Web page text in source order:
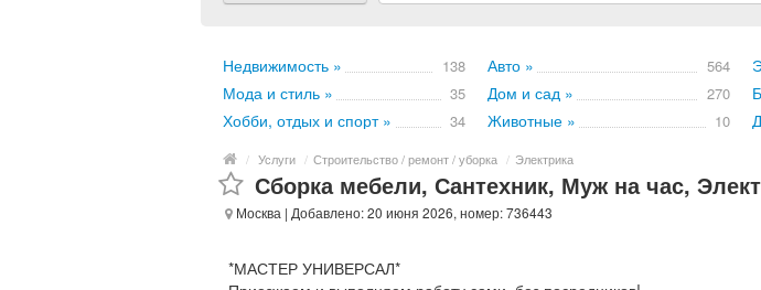
Недвижимость » 138 Авто » 564
Мода и стиль » 35 Дом и сад » 270
Хобби, отдых и спорт » 34 Животные » 10
/ Услуги / Строительство / ремонт / уборка / Электрика
Сборка мебели, Сантехник, Муж на час,
Москва | Добавлено: 20 июня 2026, номер: 736443
*МАСТЕР УНИВЕРСАЛ*